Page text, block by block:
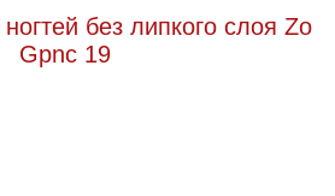
без липкого слоя Zo
Gpnc 19